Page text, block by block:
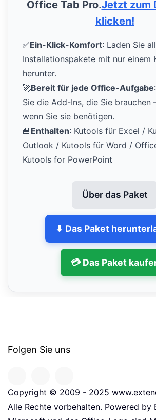
Office Tab Pro.Jetzt zum
klicken!
✅Ein-Klick-Komfort: Laden Sie
Installationspakete mit nur einem
herunter.
🚀Bereit für jede Office-Aufgabe
Sie die Add-Ins, die Sie brauchen
wenn Sie sie benötigen.
🧰Enthalten: Kutools für Excel /
Outlook / Kutools für Word /
Kutools for PowerPoint
Über das Paket
⬇ Das Paket
💳 Das Paket
Folgen Sie uns
Copyright © 2009 - 2025
Alle Rechte vorbehalten. Powered by